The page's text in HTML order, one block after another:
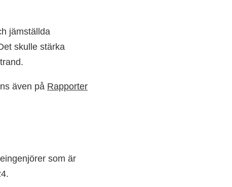
jämställda
skulle stärka
även på Rapporter
som är